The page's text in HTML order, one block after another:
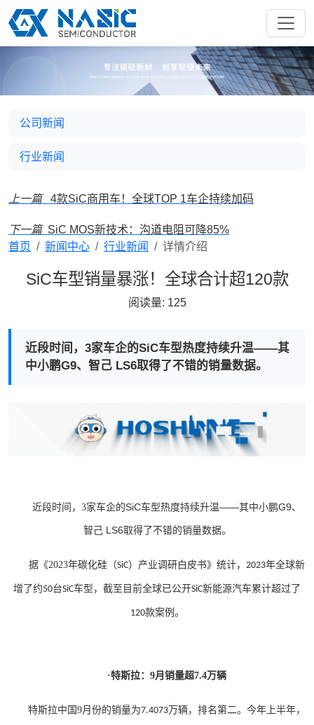
公司新闻
行业新闻
上一篇 4款SiC商用车！全球TOP 1车企持续加码
下一篇 SiC MOS新技术：沟道电阻可降85%
首页
新闻中心 行业新闻 详情介绍
SiC车型销量暴涨！全球合计超120款
阅读量: 125
近段时间，3家车企的SiC车型热度持续升温——其
中小鹏G9、智己 LS6取得了不错的销量数据。
近段时间， 3家车企的SiC车型热度持续升温——其中小鹏G9、
智己 LS6取得了不错的销量数据。
据《2023年碳化硅（SiC）产业调研白皮书》统计， 2023年全球新
增了约50台SiC车型，截至目前全球已公开SiC新能源汽车累计超过了
120款案例。
·特斯拉：9月销量超7.4万辆
特斯拉中国 9月份的销量为7.4073万辆，排名第二。今年上半年，